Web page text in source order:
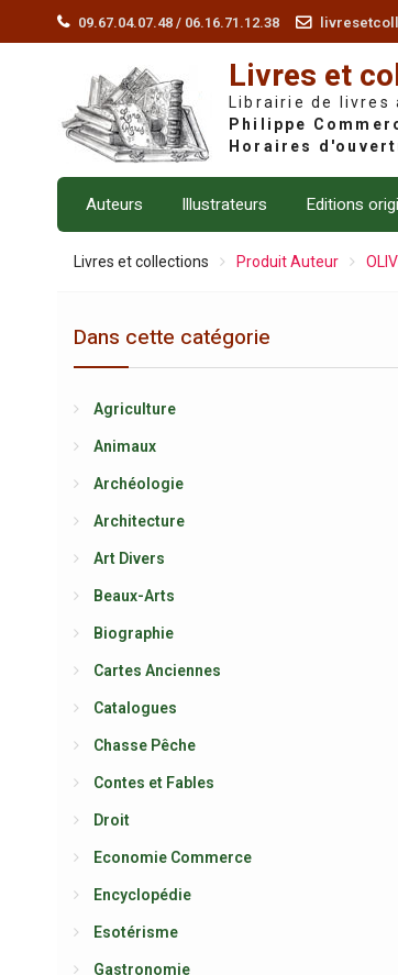
09.67.04.07.48 / 06.16.71.12.38
Livres et
Librairie de livres
Auteurs Illustrateurs Editions
Livres et collections Produit Auteur
Dans cette catégorie
Agriculture
Animaux
Archéologie
Architecture
Art Divers
Beaux-Arts
Biographie
Cartes Anciennes
Catalogues
Chasse Pêche
Contes et Fables
Droit
Economie Commerce
Encyclopédie
Esotérisme
Gastronomie